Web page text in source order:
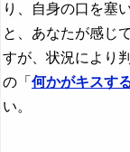
り、自身の口を塞
と、あなたが感じ
すが、状況により
の「 何かがキスす
い。